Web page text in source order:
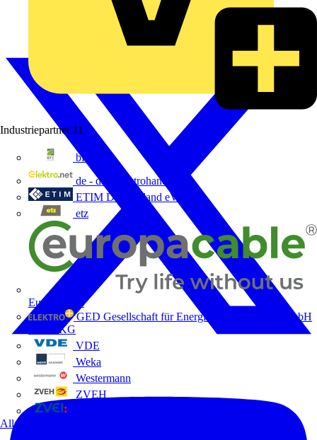
Industriepartner 11
bfe
de - das Elektrohandwerk
ETIM Deutschland eV
etz
Europacable
GED Gesellschaft für Energiedienstleistung - GmbH
& Co. KG
VDE
Weka
Westermann
ZVEH
Alle Partner